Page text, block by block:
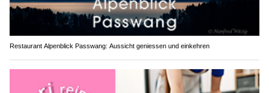
Restaurant Alpenblick Passwang: Aussicht geniessen und einkehren